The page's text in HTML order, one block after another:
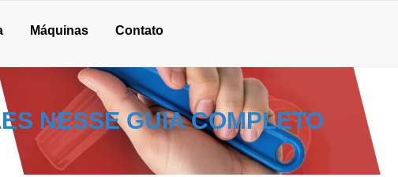
Máquinas Contato
NESSE GUIA COMPLETO